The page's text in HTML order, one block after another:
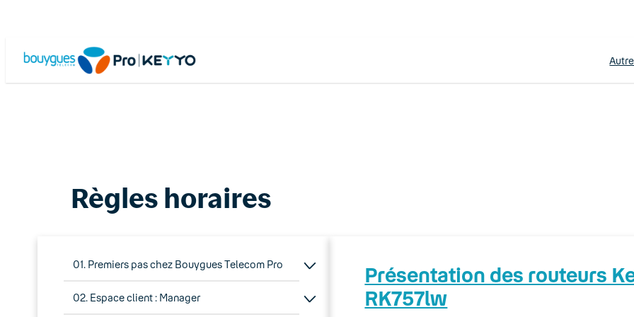
Autre
Règles horaires
01. Premiers pas chez Bouygues Telecom Pro
02. Espace client : Manager
Présentation des routeurs
RK757lw